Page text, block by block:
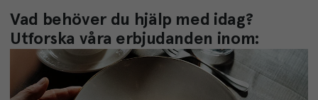
Vad behöver du hjälp med idag?
Utforska våra erbjudanden inom: